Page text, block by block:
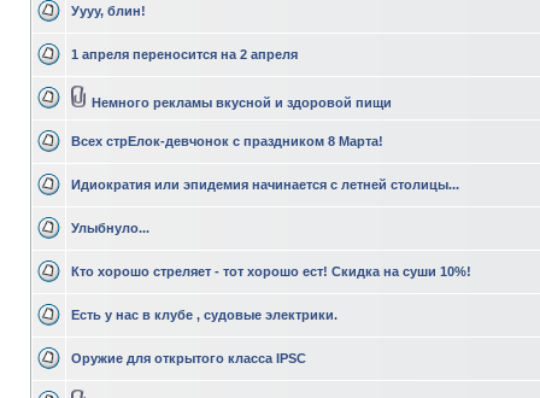
Уууу, блин!
1 апреля переносится на 2 апреля
Немного рекламы вкусной и здоровой пищи
Всех стрЕлок-девчонок с праздником 8 Марта!
Идиократия или эпидемия начинается с летней столицы...
Улыбнуло...
Кто хорошо стреляет - тот хорошо ест! Скидка на суши 10%!
Есть у нас в клубе , судовые электрики.
Оружие для открытого класса IPSC